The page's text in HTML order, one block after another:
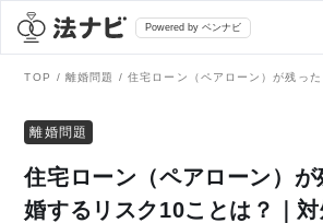
Powered by ベンナビ
全て
弁護士を探す
TOP 離婚問題
離婚問題
住宅ローン（ペアローン）
婚するリスク10ことは？｜